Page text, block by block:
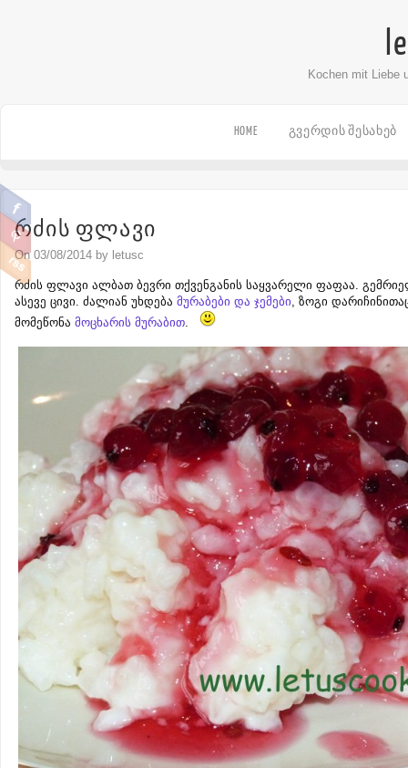
Kochen mit Liebe
HOME ᲒᲕᲔᲠᲓᲘᲡ ᲨᲔᲡᲐᲮᲔᲑ
რძის ფლავი
On 03/08/2014 by letusc
რძის ფლავი ალბათ ბევრი თქვენგანის საყვარელი ფაფაა.
ასევე ცივი. ძალიან უხდება მურაბები და ჯემები , ზოგი
მომეწონა მოცხარის მურაბით